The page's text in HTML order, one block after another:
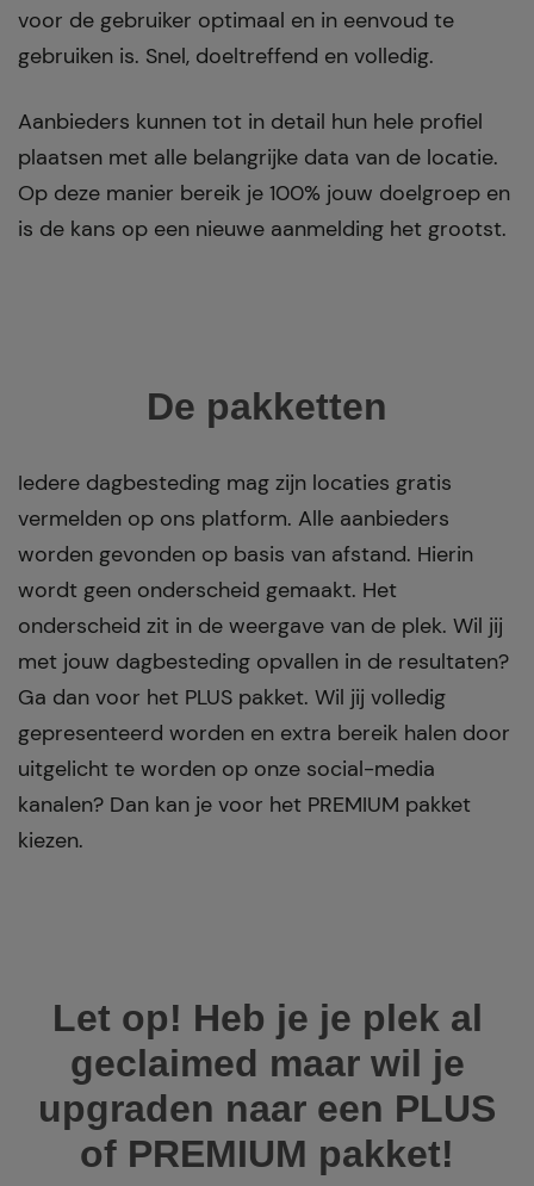
voor de gebruiker optimaal en in eenvoud te
gebruiken is. Snel, doeltreffend en volledig.
Aanbieders kunnen tot in detail hun hele profiel
plaatsen met alle belangrijke data van de locatie.
Op deze manier bereik je 100% jouw doelgroep en
is de kans op een nieuwe aanmelding het grootst.
De pakketten
Iedere dagbesteding mag zijn locaties gratis
vermelden op ons platform. Alle aanbieders
worden gevonden op basis van afstand. Hierin
wordt geen onderscheid gemaakt. Het
onderscheid zit in de weergave van de plek. Wil jij
met jouw dagbesteding opvallen in de resultaten?
Ga dan voor het PLUS pakket. Wil jij volledig
gepresenteerd worden en extra bereik halen door
uitgelicht te worden op onze social-media
kanalen? Dan kan je voor het PREMIUM pakket
kiezen.
Let op! Heb je je plek al
geclaimed maar wil je
upgraden naar een PLUS
of PREMIUM pakket!